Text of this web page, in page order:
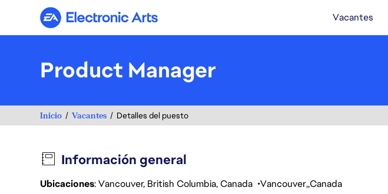
Electronic Arts Vacantes
Product Manager
Inicio Vacantes Detalles del puesto
Información general
Ubicaciones: Vancouver, British Columbia, Canada Vancouver Canada